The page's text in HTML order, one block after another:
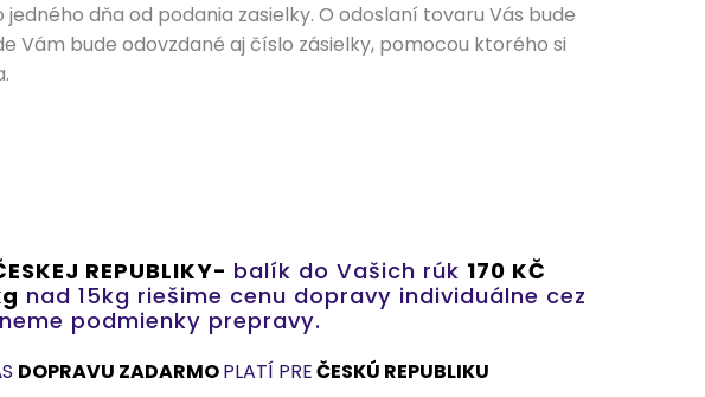
dňa od podania zasielky. O odoslaní tovaru Vás bude
bude odovzdané aj číslo zásielky, pomocou ktorého si
REPUBLIKY- balík do Vašich rúk 170 KČ
nad 15kg riešime cenu dopravy individuálne cez
podmienky prepravy.
DOPRAVU ZADARMOPLATÍ PREČESKÚ REPUBLIKU